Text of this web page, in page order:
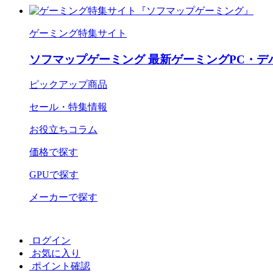
ゲーミング特集サイト
ソフマップゲーミング 最新ゲーミングPC・デ
ピックアップ商品
セール・特集情報
お役立ちコラム
価格で探す
GPUで探す
メーカーで探す
ログイン
お気に入り
ポイント確認